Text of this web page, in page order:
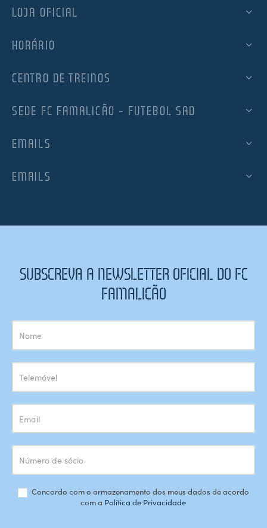
LOJA OFICIAL
HORÁRIO
CENTRO DE TREINOS
SEDE FC FAMALICÃO – FUTEBOL SAD
EMAILS
EMAILS
SUBSCREVA A NEWSLETTER OFICIAL DO FC
FAMALICÃO
Subscrição
Newsletter
Concordo com o armazenamento dos meus dados de acordo
com a Política de Privacidade